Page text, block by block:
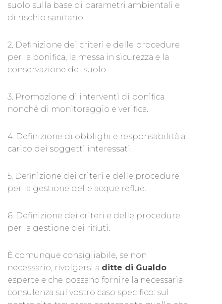
suolo sulla base di parametri ambientali e
di rischio sanitario.
2. Definizione dei criteri e delle procedure
per la bonifica, la messa in sicurezza e la
conservazione del suolo.
3. Promozione di interventi di bonifica
nonché di monitoraggio e verifica.
4. Definizione di obblighi e responsabilità a
carico dei soggetti interessati.
5. Definizione dei criteri e delle procedure
per la gestione delle acque reflue.
6. Definizione dei criteri e delle procedure
per la gestione dei rifiuti.
È comunque consigliabile, se non
necessario, rivolgersi a ditte di Gualdo
esperte e che possano fornire la necessaria
consulenza sul vostro caso specifico: sul